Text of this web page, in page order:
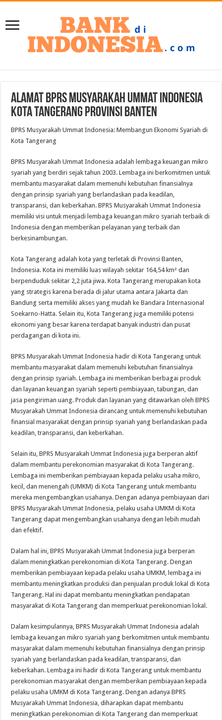
Alamat BPRS Musyarakah Ummat Indonesia
Kota Tangerang Provinsi Banten
BPRS Musyarakah Ummat Indonesia: Membangun Ekonomi Syariah di
Kota Tangerang
BPRS Musyarakah Ummat Indonesia adalah lembaga keuangan mikro
syariah yang berdiri sejak tahun 2003. Lembaga ini berkomitmen untuk
membantu masyarakat dalam memenuhi kebutuhan finansialnya
dengan prinsip syariah yang berlandaskan pada keadilan,
transparansi, dan keberkahan. BPRS Musyarakah Ummat Indonesia
memiliki visi untuk menjadi lembaga keuangan mikro syariah terbaik di
Indonesia dengan memberikan pelayanan yang terbaik dan
berkesinambungan.
Kota Tangerang adalah kota yang terletak di Provinsi Banten,
Indonesia. Kota ini memiliki luas wilayah sekitar 164,54 km² dan
berpenduduk sekitar 2,2 juta jiwa. Kota Tangerang merupakan kota
yang strategis karena berada di jalur utama antara Jakarta dan
Bandung serta memiliki akses yang mudah ke Bandara Internasional
Soekarno-Hatta. Selain itu, Kota Tangerang juga memiliki potensi
ekonomi yang besar karena terdapat banyak industri dan pusat
perdagangan di kota ini.
BPRS Musyarakah Ummat Indonesia hadir di Kota Tangerang untuk
membantu masyarakat dalam memenuhi kebutuhan finansialnya
dengan prinsip syariah. Lembaga ini memberikan berbagai produk
dan layanan keuangan syariah seperti pembiayaan, tabungan, dan
jasa pengiriman uang. Produk dan layanan yang ditawarkan oleh BPRS
Musyarakah Ummat Indonesia dirancang untuk memenuhi kebutuhan
finansial masyarakat dengan prinsip syariah yang berlandaskan pada
keadilan, transparansi, dan keberkahan.
Selain itu, BPRS Musyarakah Ummat Indonesia juga berperan aktif
dalam membantu perekonomian masyarakat di Kota Tangerang.
Lembaga ini memberikan pembiayaan kepada pelaku usaha mikro,
kecil, dan menengah (UMKM) di Kota Tangerang untuk membantu
mereka mengembangkan usahanya. Dengan adanya pembiayaan dari
BPRS Musyarakah Ummat Indonesia, pelaku usaha UMKM di Kota
Tangerang dapat mengembangkan usahanya dengan lebih mudah
dan efektif.
Dalam hal ini, BPRS Musyarakah Ummat Indonesia juga berperan
dalam meningkatkan perekonomian di Kota Tangerang. Dengan
memberikan pembiayaan kepada pelaku usaha UMKM, lembaga ini
membantu meningkatkan produksi dan penjualan produk lokal di Kota
Tangerang. Hal ini dapat membantu meningkatkan pendapatan
masyarakat di Kota Tangerang dan memperkuat perekonomian lokal.
Dalam kesimpulannya, BPRS Musyarakah Ummat Indonesia adalah
lembaga keuangan mikro syariah yang berkomitmen untuk membantu
masyarakat dalam memenuhi kebutuhan finansialnya dengan prinsip
syariah yang berlandaskan pada keadilan, transparansi, dan
keberkahan. Lembaga ini hadir di Kota Tangerang untuk membantu
perekonomian masyarakat dengan memberikan pembiayaan kepada
pelaku usaha UMKM di Kota Tangerang. Dengan adanya BPRS
Musyarakah Ummat Indonesia, diharapkan dapat membantu
meningkatkan perekonomian di Kota Tangerang dan memperkuat